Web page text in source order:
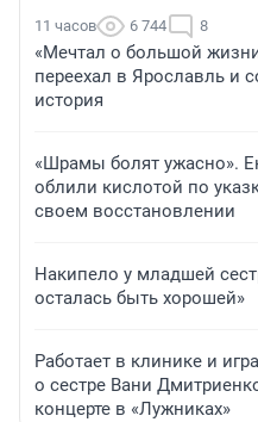
11 часов 6 744 8
«Мечтал о большой
переехал в Ярославль и
история
«Шрамы болят ужасно».
облили кислотой по
своем восстановлении
Накипело у младшей
осталась быть хорошей»
Работает в клинике и
о сестре Вани
концерте в «Лужниках»